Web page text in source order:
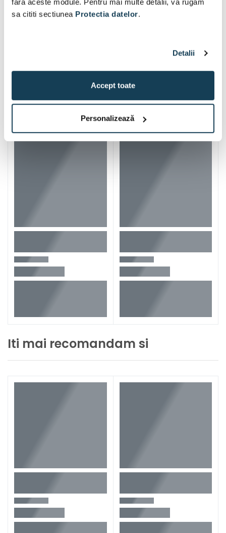
sa cititi sectiunea Protectia datelor.
Detalii
Accept toate
Personalizează
Alti clienti au vizitat si
Iti mai recomandam si